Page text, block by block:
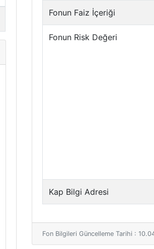
Fonun Faiz İçeriği
Fonun Risk Değeri
Kap Bilgi Adresi
Fon Bilgileri Güncelleme Tarihi :